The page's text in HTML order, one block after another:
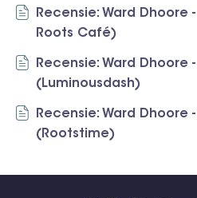
Recensie: Ward Dhoore
Roots Café)
Recensie: Ward Dhoore
(Luminousdash)
Recensie: Ward Dhoore
(Rootstime)